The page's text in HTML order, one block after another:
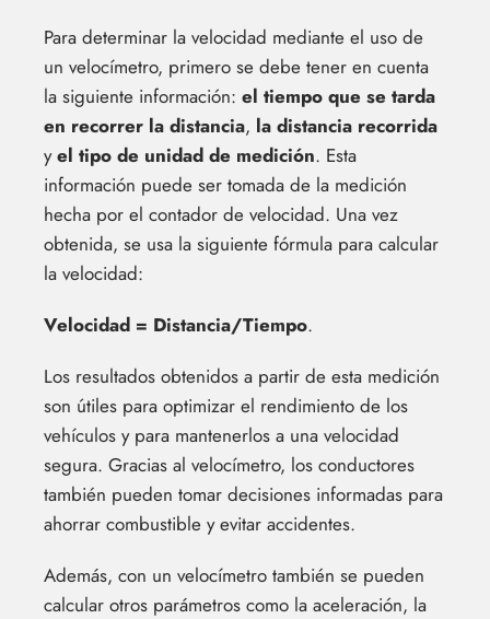
Para determinar la velocidad mediante el uso de
un velocímetro, primero se debe tener en cuenta
la siguiente información: el tiempo que se tarda
en recorrer la distancia, la distancia recorrida
yel tipo de unidad de medición. Esta
información puede ser tomada de la medición
hecha por el contador de velocidad. Una vez
obtenida, se usa la siguiente fórmula para calcular
la velocidad:
Velocidad = Distancia/Tiempo.
Los resultados obtenidos a partir de esta medición
son útiles para optimizar el rendimiento de los
vehículos y para mantenerlos a una velocidad
segura. Gracias al velocímetro, los conductores
también pueden tomar decisiones informadas para
ahorrar combustible y evitar accidentes.
Además, con un velocímetro también se pueden
calcular otros parámetros como la aceleración, la